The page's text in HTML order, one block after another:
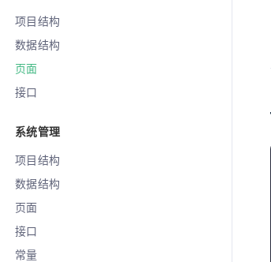
项目结构
数据结构
页面
接口
系统管理
项目结构
数据结构
页面
接口
常量